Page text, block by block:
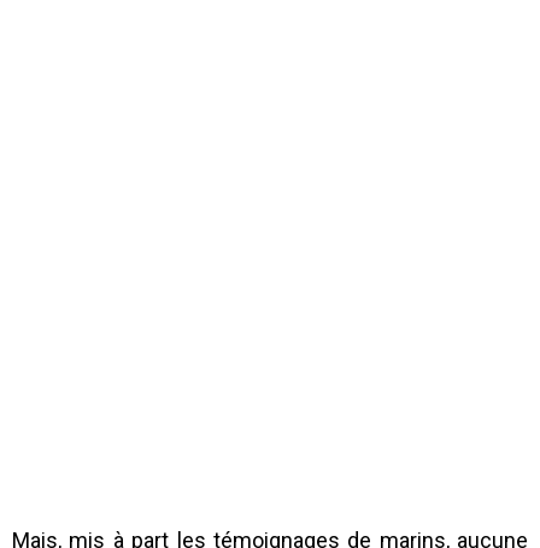
Mais, mis à part les témoignages de marins, aucune